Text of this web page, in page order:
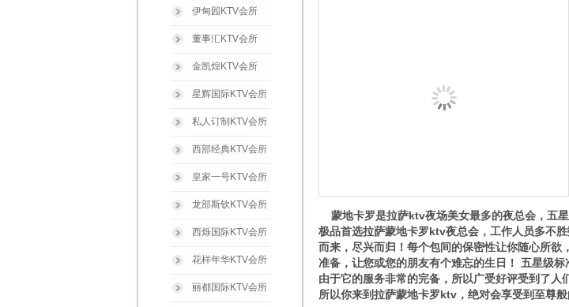
蒙地卡罗是拉萨ktv夜场美女最多的夜总会，五
极品首选拉萨蒙地卡罗ktv夜总会，工作人员多不
而来，尽兴而归！每个包间的保密性让你随心所
准备，让您或您的朋友有个难忘的生日！ 五星级
由于它的服务非常的完备，所以广受好评受到了人
所以你来到拉萨蒙地卡罗ktv，绝对会享受到至尊般
伊甸园KTV会所
董事汇KTV会所
金凯煌KTV会所
星辉国际KTV会所
私人订制KTV会所
西部经典KTV会所
皇家一号KTV会所
龙部斯钦KTV会所
西烁国际KTV会所
花样年华KTV会所
丽都国际KTV会所